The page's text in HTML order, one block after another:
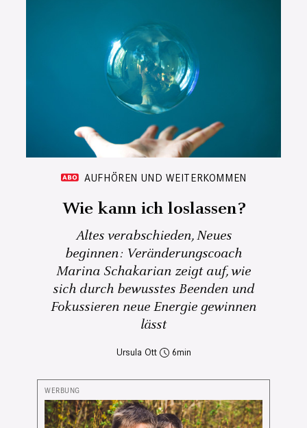
AUFHÖREN UND WEITERKOMMEN
Wie kann ich loslassen?
Altes verabschieden, Neues
beginnen: Veränderungscoach
Marina Schakarian zeigt auf, wie
sich durch bewusstes Beenden und
Fokussieren neue Energie gewinnen
lässt
Ursula Ott 6